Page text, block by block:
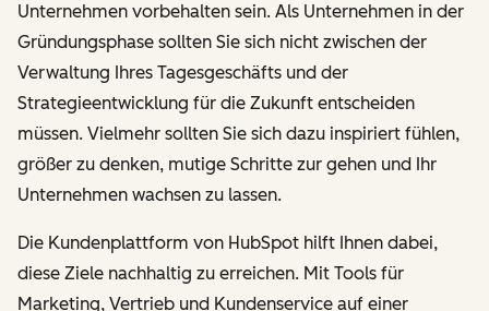
Unternehmen vorbehalten sein. Als Unternehmen in der
Gründungsphase sollten Sie sich nicht zwischen der
Verwaltung Ihres Tagesgeschäfts und der
Strategieentwicklung für die Zukunft entscheiden
müssen. Vielmehr sollten Sie sich dazu inspiriert fühlen,
größer zu denken, mutige Schritte zur gehen und Ihr
Unternehmen wachsen zu lassen.
Die Kundenplattform von HubSpot hilft Ihnen dabei,
diese Ziele nachhaltig zu erreichen. Mit Tools für
Marketing, Vertrieb und Kundenservice auf einer